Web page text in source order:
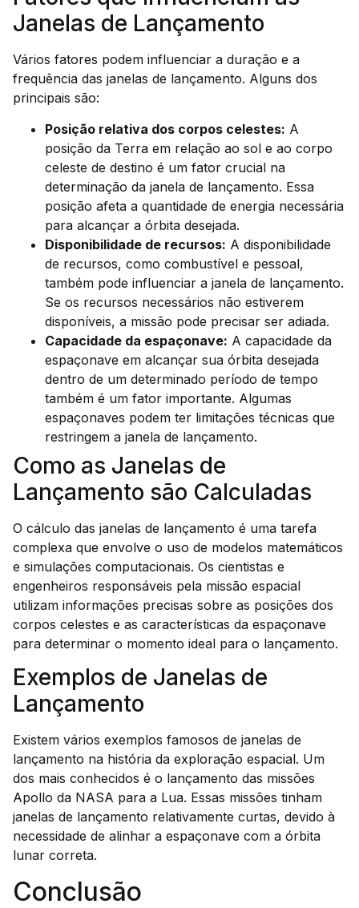
Janelas de Lançamento
Vários fatores podem influenciar a duração e a
frequência das janelas de lançamento. Alguns dos
principais são:
Posição relativa dos corpos celestes: A
posição da Terra em relação ao sol e ao corpo
celeste de destino é um fator crucial na
determinação da janela de lançamento. Essa
posição afeta a quantidade de energia necessária
para alcançar a órbita desejada.
Disponibilidade de recursos: A disponibilidade
de recursos, como combustível e pessoal,
também pode influenciar a janela de lançamento.
Se os recursos necessários não estiverem
disponíveis, a missão pode precisar ser adiada.
Capacidade da espaçonave: A capacidade da
espaçonave em alcançar sua órbita desejada
dentro de um determinado período de tempo
também é um fator importante. Algumas
espaçonaves podem ter limitações técnicas que
restringem a janela de lançamento.
Como as Janelas de
Lançamento são Calculadas
O cálculo das janelas de lançamento é uma tarefa
complexa que envolve o uso de modelos matemáticos
e simulações computacionais. Os cientistas e
engenheiros responsáveis pela missão espacial
utilizam informações precisas sobre as posições dos
corpos celestes e as características da espaçonave
para determinar o momento ideal para o lançamento.
Exemplos de Janelas de
Lançamento
Existem vários exemplos famosos de janelas de
lançamento na história da exploração espacial. Um
dos mais conhecidos é o lançamento das missões
Apollo da NASA para a Lua. Essas missões tinham
janelas de lançamento relativamente curtas, devido à
necessidade de alinhar a espaçonave com a órbita
lunar correta.
Conclusão